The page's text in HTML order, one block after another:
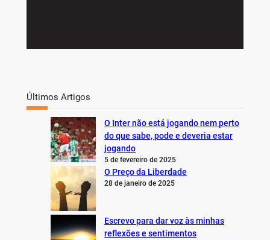
Últimos Artigos
O Inter não está jogando nem perto
do que sabe, pode e deveria estar
jogando
5 de fevereiro de 2025
O Preço da Liberdade
28 de janeiro de 2025
Escrevo para dar voz às minhas
reflexões e sentimentos